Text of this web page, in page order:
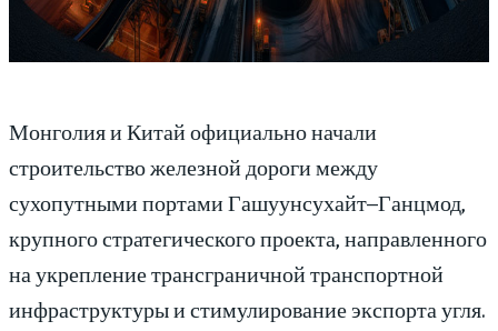
Монголия и Китай официально начали
строительство железной дороги между
сухопутными портами Гашуунсухайт–Ганцмод,
крупного стратегического проекта, направленного
на укрепление трансграничной транспортной
инфраструктуры и стимулирование экспорта угля.